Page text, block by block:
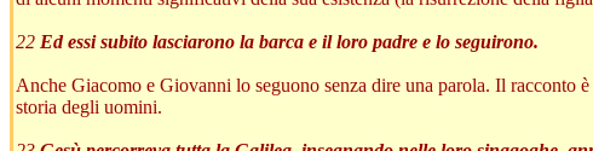
22 Ed essi subito lasciarono la barca e il loro padre e lo seguirono.
Anche Giacomo e Giovanni lo seguono senza dire una parola. Il racconto
storia degli uomini.